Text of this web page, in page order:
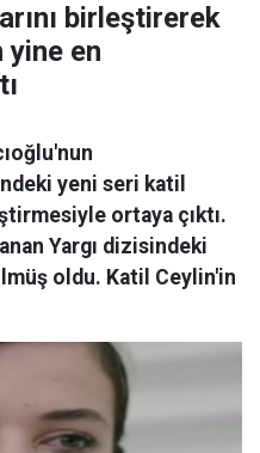
birleştirerek
yine en
yeni seri katil
ortaya çıktı.
Yargı dizisindeki
oldu. Katil Ceylin'in